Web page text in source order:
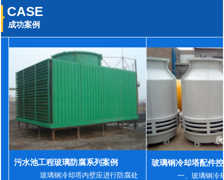
CASE
成功案例
污水池工程玻璃防腐系列案例
玻璃钢冷却塔内壁应进行防腐处
一、玻璃钢冷